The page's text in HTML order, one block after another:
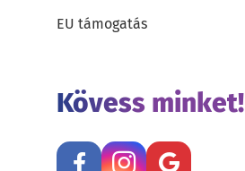
EU támogatás
Kövess minket!